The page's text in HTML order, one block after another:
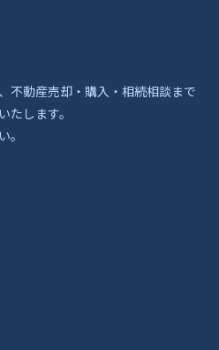
不動産売却・購入・相続相談まで
します。
。